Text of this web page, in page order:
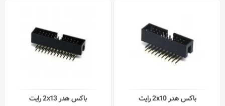
باکس هدر 2x10 رایت باکس هدر 2x13 رایت